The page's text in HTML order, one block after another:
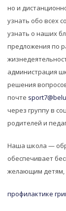
но и
узнать обо всех
узнать о наших
предложения по
администрация
решения
почте
через группу в
родителей и
Наша школа —
обеспечивает
желающим детям,
профилактике